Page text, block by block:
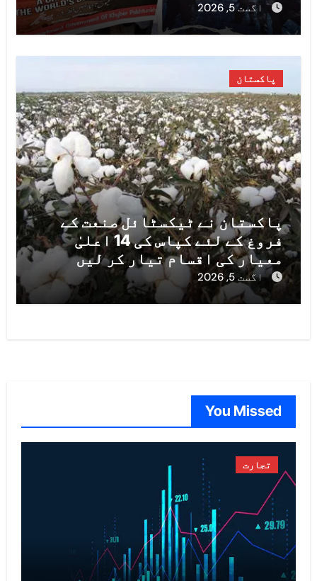
اگست 5, 2026
پاکستان
پاکستان نے ٹیکسٹائل صنعت کے
فروغ کے لئے کپاس کی 14 اعلیٰ
معیار کی اقسام تیار کر لیں
اگست 5, 2026
You Missed
تجارت